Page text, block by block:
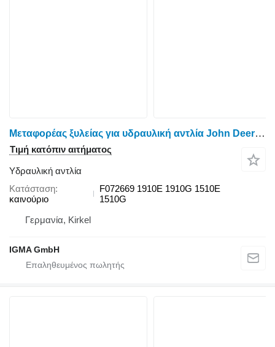
Μεταφορέας ξυλείας για υδραυλική αντλία John Deere F072669
Τιμή κατόπιν αιτήματος
Υδραυλική αντλία
Κατάσταση
καινούριο
F072669 1910E 1910G 1510E
1510G
Γερμανία, Kirkel
IGMA GmbH